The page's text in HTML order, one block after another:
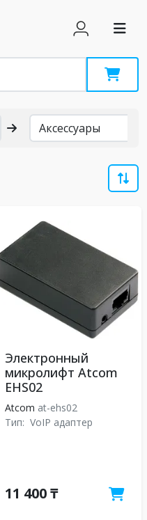
Электронный
микролифт Atcom
EHS02
Atcom at-ehs02
Тип: VoIP адаптер
11 400 ₸